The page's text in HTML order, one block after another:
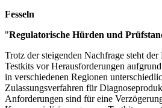
Fesseln
"Regulatorische Hürden und
Trotz der steigenden Nachfrage steht
Testkits vor Herausforderungen
in verschiedenen Regionen
Zulassungsverfahren für
Anforderungen sind für eine